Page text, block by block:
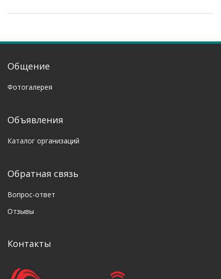
Общение
Фотогалерея
Объявления
Каталог организаций
Обратная связь
Вопрос-ответ
Отзывы
Контакты